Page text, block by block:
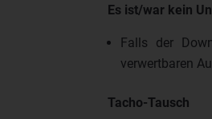
Es ist/war kein
Falls der
verwertbaren
Tacho-Tausch